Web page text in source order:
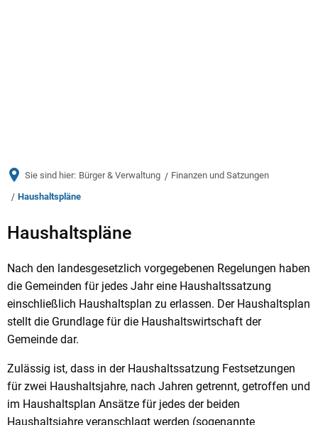
Sie sind hier: Bürger & Verwaltung
Finanzen und Satzungen
Haushaltspläne
Haushaltspläne
Haushaltspläne
Nach den landesgesetzlich vorgegebenen Regelungen haben
die Gemeinden für jedes Jahr eine Haushaltssatzung
einschließlich Haushaltsplan zu erlassen. Der Haushaltsplan
stellt die Grundlage für die Haushaltswirtschaft der
Gemeinde dar.
Zulässig ist, dass in der Haushaltssatzung Festsetzungen
für zwei Haushaltsjahre, nach Jahren getrennt, getroffen und
im Haushaltsplan Ansätze für jedes der beiden
Haushaltsjahre veranschlagt werden (sogenannte